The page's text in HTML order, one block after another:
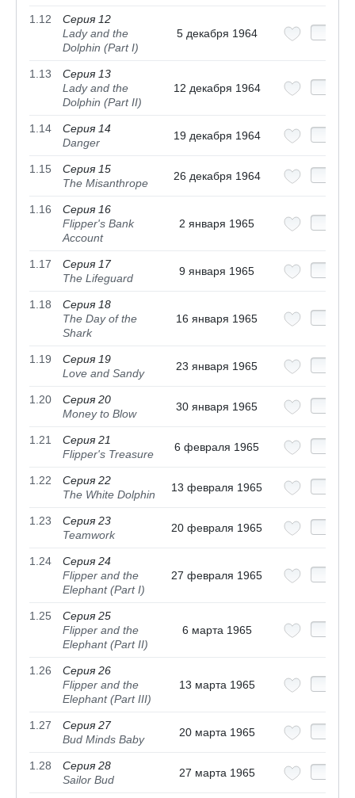
1.12
Серия 12
Lady and the
Dolphin (Part I)
5 декабря 1964
1.13
Серия 13
Lady and the
Dolphin (Part II)
12 декабря 1964
1.14
Серия 14
Danger
19 декабря 1964
1.15
Серия 15
The Misanthrope
26 декабря 1964
1.16
Серия 16
Flipper's Bank
Account
2 января 1965
1.17
Серия 17
The Lifeguard
9 января 1965
1.18
Серия 18
The Day of the
Shark
16 января 1965
1.19
Серия 19
Love and Sandy
23 января 1965
1.20
Серия 20
Money to Blow
30 января 1965
1.21
Серия 21
Flipper's Treasure
6 февраля 1965
1.22
Серия 22
The White Dolphin
13 февраля 1965
1.23
Серия 23
Teamwork
20 февраля 1965
1.24
Серия 24
Flipper and the
Elephant (Part I)
27 февраля 1965
1.25
Серия 25
Flipper and the
Elephant (Part II)
6 марта 1965
1.26
Серия 26
Flipper and the
Elephant (Part III)
13 марта 1965
1.27
Серия 27
Bud Minds Baby
20 марта 1965
1.28
Серия 28
Sailor Bud
27 марта 1965